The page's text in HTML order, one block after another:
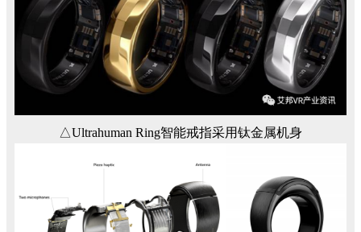
△Ultrahuman Ring智能戒指采用钛金属机身